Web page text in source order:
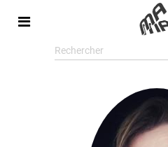
Rechercher
sur